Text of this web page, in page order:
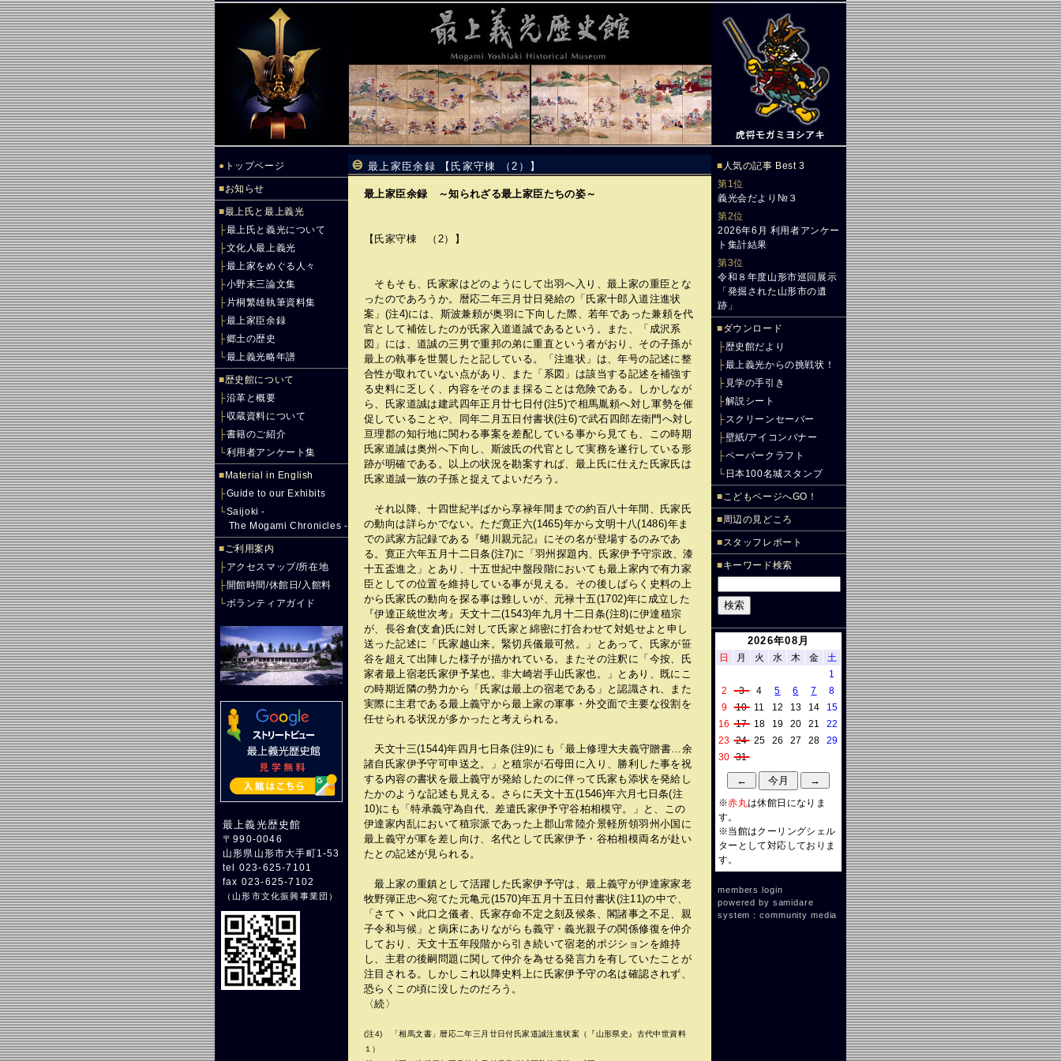
● トップページ
■お知らせ
■最上氏と最上義光
├最上氏と義光について
├文化人最上義光
├最上家をめぐる人々
├小野末三論文集
├ 片桐繁雄執筆資料集
├最上家臣余録
├郷土の歴史
└最上義光略年譜
■歴史館について
├沿革と概要
├収蔵資料について
├書籍のご紹介
└利用者アンケート集
■ Material in English
├Guide to our Exhibits
└Saijoki -
The Mogami Chronicles -
■ご利用案内
├アクセスマップ/所在地
├開館時間/休館日/入館料
└ボランティアガイド
最上義光歴史館
〒990-0046
山形県山形市大手町1-53
tel 023-625-7101
fax 023-625-7102
（山形市文化振興事業団 ）
最上家臣余録 【氏家守棟 （2）】
最上家臣余録 ～知られざる最上家臣たちの姿～
【氏家守棟 （2）】
そもそも、氏家家はどのようにして出羽へ入り、最上家の重臣とな
ったのであろうか。暦応二年三月廿日発給の「氏家十郎入道注進状
案」(注4)には、斯波兼頼が奥羽に下向した際、若年であった兼頼を代
官として補佐したのが氏家入道道誠であるという。また、「成沢系
図」には、道誠の三男で重邦の弟に重直という者がおり、その子孫が
最上の執事を世襲したと記している。「注進状」は、年号の記述に整
合性が取れていない点があり、また「系図」は該当する記述を補強す
る史料に乏しく、内容をそのまま採ることは危険である。しかしなが
ら、氏家道誠は建武四年正月廿七日付(注5)で相馬胤頼へ対し軍勢を催
促していることや、同年二月五日付書状(注6)で武石四郎左衛門へ対し
亘理郡の知行地に関わる事案を差配している事から見ても、この時期
氏家道誠は奥州へ下向し、斯波氏の代官として実務を遂行している形
跡が明確である。以上の状況を勘案すれば、最上氏に仕えた氏家氏は
氏家道誠一族の子孫と捉えてよいだろう。
それ以降、十四世紀半ばから享禄年間までの約百八十年間、氏家氏
の動向は詳らかでない。ただ寛正六(1465)年から文明十八(1486)年ま
での武家方記録である『蜷川親元記』にその名が登場するのみであ
る。寛正六年五月十二日条(注7)に「羽州探題内、氏家伊予守宗政、漆
十五盃進之」とあり、十五世紀中盤段階においても最上家内で有力家
臣としての位置を維持している事が見える。その後しばらく史料の上
から氏家氏の動向を探る事は難しいが、元禄十五(1702)年に成立した
『伊達正統世次考』天文十二(1543)年九月十二日条(注8)に伊達稙宗
が、長谷倉(支倉)氏に対して氏家と綿密に打合わせて対処せよと申し
送った記述に「氏家越山来。緊切兵儀最可然。」とあって、氏家が笹
谷を超えて出陣した様子が描かれている。またその注釈に「今按、氏
家者最上宿老氏家伊予某也。非大崎岩手山氏家也。」とあり、既にこ
の時期近隣の勢力から「氏家は最上の宿老である」と認識され、また
実際に主君である最上義守から最上家の軍事・外交面で主要な役割を
任せられる状況が多かったと考えられる。
天文十三(1544)年四月七日条(注9)にも「最上修理大夫義守贈書…余
諸自氏家伊予守可申送之。」と稙宗が石母田に入り、勝利した事を祝
する内容の書状を最上義守が発給したのに伴って氏家も添状を発給し
たかのような記述も見える。さらに天文十五(1546)年六月七日条(注
10)にも「特承義守為自代、差遣氏家伊予守谷柏相模守。」と、この
伊達家内乱において稙宗派であった上郡山常陸介景軽所領羽州小国に
最上義守が軍を差し向け、名代として氏家伊予・谷柏相模両名が赴い
たとの記述が見られる。
最上家の重鎮として活躍した氏家伊予守は、最上義守が伊達家家老
牧野弾正忠へ宛てた元亀元(1570)年五月十五日付書状(注11)の中で、
「さてヽヽ此口之儀者、氏家存命不定之刻及候条、閣諸事之不足、親
子令和与候」と病床にありながらも義守・義光親子の関係修復を仲介
しており、天文十五年段階から引き続いて宿老的ポジションを維持
し、主君の後嗣問題に関して仲介を為せる発言力を有していたことが
注目される。しかしこれ以降史料上に氏家伊予守の名は確認されず、
恐らくこの頃に没したのだろう。
〈続〉
(注4) 「相馬文書」暦応二年三月廿日付氏家道誠注進状案（『山形県史』古代中世資料
１）
■ 人気の記事 Best 3
第1位
義光会だより№３
第2位
2026年6月 利用者アンケー
ト集計結果
第3位
令和８年度山形市巡回展示
「発掘された山形市の遺
跡」
■ダウンロード
├歴史館だより
├最上義光からの挑戦状！
├ 見学の手引き
├解説シート
├スクリーンセーバー
├壁紙/アイコンバナー
├ペーパークラフト
└ 日本100名城スタンプ
■こどもページへGO！
■周辺の見どころ
■スタッフレポート
■キーワード検索
2026年08月
日 月 火 水 木 金
土
1
2
3 4 5 6 7
8
9
10 11 12 13 14
15
16
17 18 19 20 21
22
23 24 25 26 27 28
29
30 31
※赤丸は休館日になりま
す。
※当館はクーリングシェル
ターとして対応しておりま
す。
members login
powered by samidare
system：community media